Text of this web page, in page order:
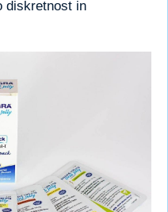
diskretnost in